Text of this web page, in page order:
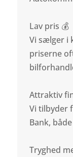
Lav pris 💰
Vi sælger i
priserne
Attraktiv
Vi tilbyder
Bank,
Tryghed